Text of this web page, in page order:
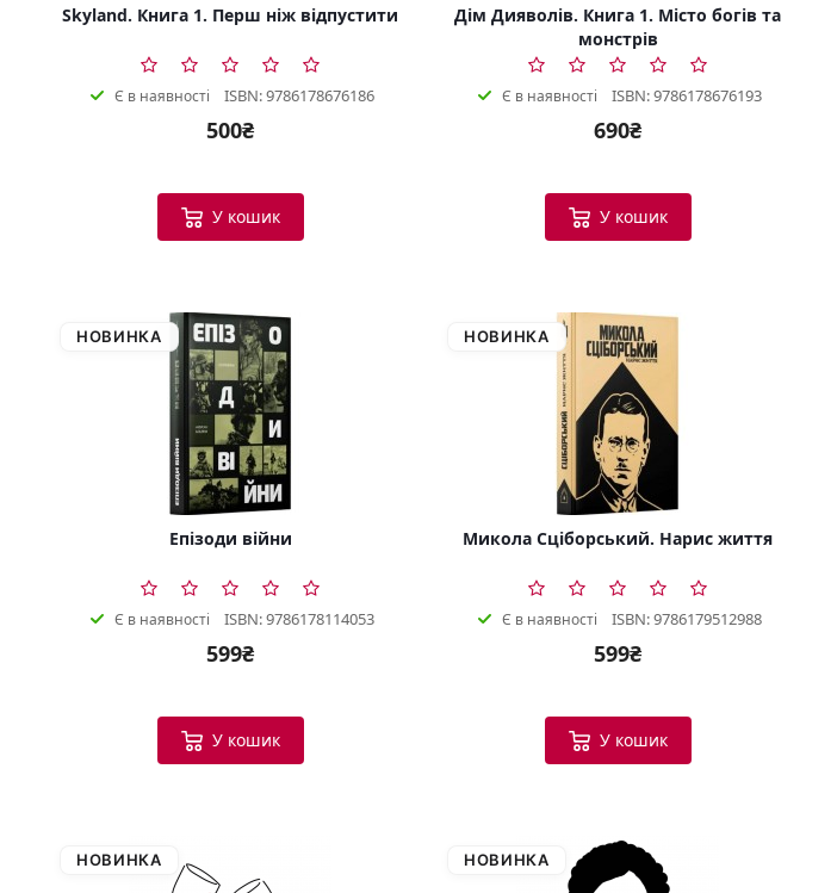
Skyland. Книга 1. Перш ніж відпустити
Є в наявності ISBN: 9786178676186
500₴
У кошик
Дім Дияволів. Книга 1. Місто богів та
монстрів
Є в наявності ISBN: 9786178676193
690₴
У кошик
НОВИНКА
Епізоди війни
Є в наявності ISBN: 9786178114053
599₴
У кошик
НОВИНКА
Микола Сціборський. Нарис життя
Є в наявності ISBN: 9786179512988
599₴
У кошик
НОВИНКА НОВИНКА